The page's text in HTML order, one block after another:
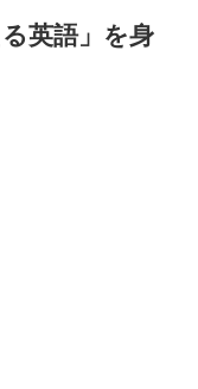
英語」を身